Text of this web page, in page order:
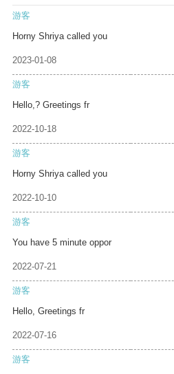
游客
Horny Shriya called you
2023-01-08
游客
Hello,? Greetings fr
2022-10-18
游客
Horny Shriya called you
2022-10-10
游客
You have 5 minute oppor
2022-07-21
游客
Hello, Greetings fr
2022-07-16
游客